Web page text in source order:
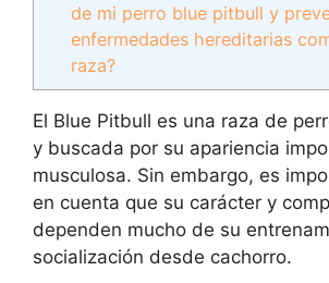
de mi perro blue pitbull y
enfermedades hereditarias
raza?
El Blue Pitbull es una raza de
y buscada por su apariencia
musculosa. Sin embargo, es
en cuenta que su carácter y
dependen mucho de su
socialización desde cachorro.